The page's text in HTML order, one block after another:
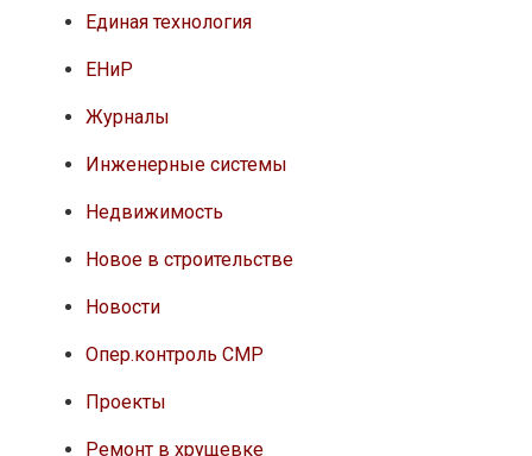
Сметы
СНИПы, ГОСТы
Стройматериалы
Строительные бригады
Техника безопасности
Техника и оборудование
Фотографии
Москва